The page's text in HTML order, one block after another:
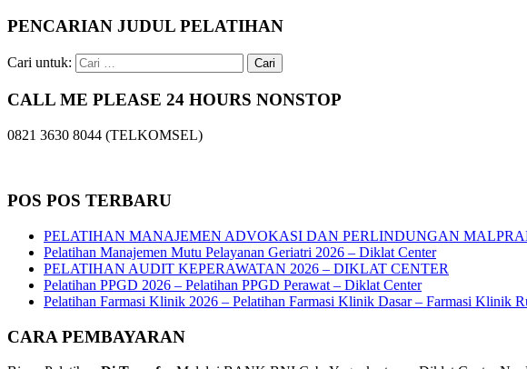
PENCARIAN JUDUL PELATIHAN
Cari untuk:
CALL ME PLEASE 24 HOURS NONSTOP
0821 3630 8044 (TELKOMSEL)
POS POS TERBARU
PELATIHAN MANAJEMEN ADVOKASI DAN PERLINDUNGAN
Pelatihan Manajemen Mutu Pelayanan Geriatri 2026 – Diklat Center
PELATIHAN AUDIT KEPERAWATAN 2026 – DIKLAT CENTER
Pelatihan PPGD 2026 – Pelatihan PPGD Perawat – Diklat Center
Pelatihan Farmasi Klinik 2026 – Pelatihan Farmasi Klinik Dasar – Farmasi Klinik
CARA PEMBAYARAN